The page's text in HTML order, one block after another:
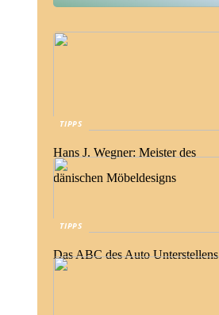
TIPPS
Hans J. Wegner: Meister des
dänischen Möbeldesigns
TIPPS
Das ABC des Auto Unterstellens